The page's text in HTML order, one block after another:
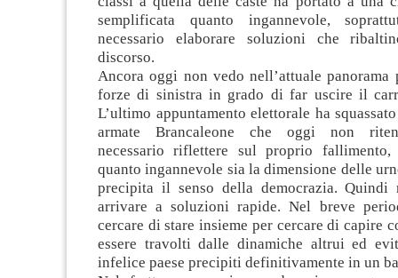
semplificata quanto ingannevole,
necessario elaborare soluzioni che
discorso.
Ancora oggi non vedo nell’attuale
forze di sinistra in grado di far uscire il
L’ultimo appuntamento elettorale ha
armate Brancaleone che oggi non
necessario riflettere sul proprio
quanto ingannevole sia la dimensione delle
precipita il senso della democrazia. Quindi
arrivare a soluzioni rapide. Nel breve
cercare di stare insieme per cercare di capire
essere travolti dalle dinamiche altrui ed
infelice paese precipiti definitivamente in un